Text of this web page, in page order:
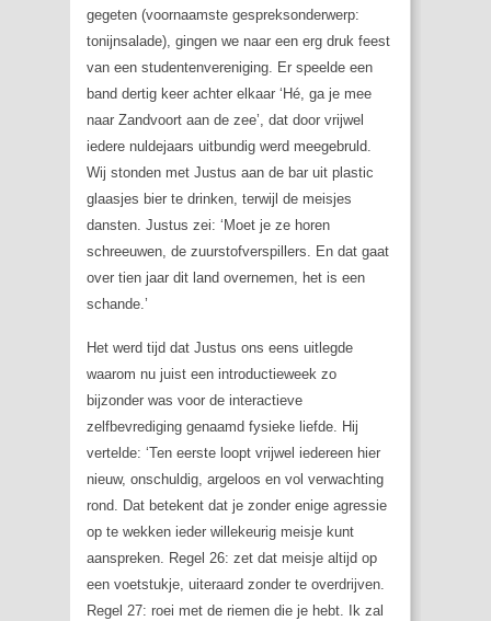
gegeten (voornaamste gespreksonderwerp:
tonijnsalade), gingen we naar een erg druk feest
van een studentenvereniging. Er speelde een
band dertig keer achter elkaar ‘Hé, ga je mee
naar Zandvoort aan de zee’, dat door vrijwel
iedere nuldejaars uitbundig werd meegebruld.
Wij stonden met Justus aan de bar uit plastic
glaasjes bier te drinken, terwijl de meisjes
dansten. Justus zei: ‘Moet je ze horen
schreeuwen, de zuurstofverspillers. En dat gaat
over tien jaar dit land overnemen, het is een
schande.’
Het werd tijd dat Justus ons eens uitlegde
waarom nu juist een introductieweek zo
bijzonder was voor de interactieve
zelfbevrediging genaamd fysieke liefde. Hij
vertelde: ‘Ten eerste loopt vrijwel iedereen hier
nieuw, onschuldig, argeloos en vol verwachting
rond. Dat betekent dat je zonder enige agressie
op te wekken ieder willekeurig meisje kunt
aanspreken. Regel 26: zet dat meisje altijd op
een voetstukje, uiteraard zonder te overdrijven.
Regel 27: roei met de riemen die je hebt. Ik zal